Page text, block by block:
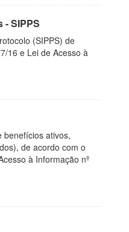
- SIPPS
(SIPPS) de
16 e Lei de Acesso à
benefícios ativos,
de acordo com o
à Informação nº